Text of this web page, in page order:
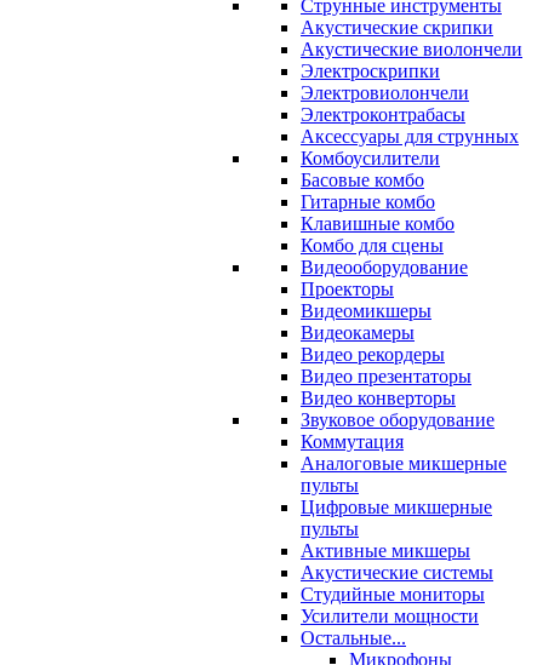
Струнные инструменты
Акустические скрипки
Акустические виолончели
Электроскрипки
Электровиолончели
Электроконтрабасы
Аксессуары для струнных
Комбоусилители
Басовые комбо
Гитарные комбо
Клавишные комбо
Комбо для сцены
Видеооборудование
Проекторы
Видеомикшеры
Видеокамеры
Видео рекордеры
Видео презентаторы
Видео конверторы
Звуковое оборудование
Коммутация
Аналоговые микшерные
пульты
Цифровые микшерные
пульты
Активные микшеры
Акустические системы
Студийные мониторы
Усилители мощности
Остальные...
Микрофоны